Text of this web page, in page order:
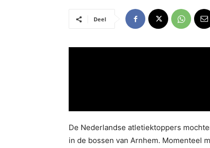
Deel
De Nederlandse atletiektoppers
in de bossen van Arnhem. Momenteel